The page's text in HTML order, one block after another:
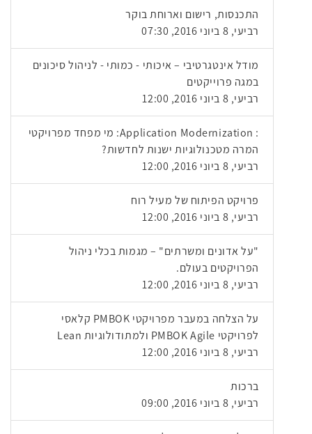
התכנסות, רישום וארוחת בוקר
רביעי, 8 ביוני 2016, 07:30
מודל אינטגרטיבי – איכותי - כמותי - לניהול סיכונים
במגה פרוייקטים
רביעי, 8 ביוני 2016, 12:00
: Application Modernization: מי מפחד מפרויקטי
המרה מטכנולוגיות ישנות לחדשות?
רביעי, 8 ביוני 2016, 12:00
פרויקט הפיתוח של מעיל רוח
רביעי, 8 ביוני 2016, 12:00
"על אדונים ומשרתים" – מגמות בכלי ניהול
הפרויקטים בעולם.
רביעי, 8 ביוני 2016, 12:00
על הצלחה במעבר מפרויקטי PMBOK קלאסי
לפרויקטי PMBOK Agile ולמתודולוגיות Lean
רביעי, 8 ביוני 2016, 12:00
ברכות
רביעי, 8 ביוני 2016, 09:00